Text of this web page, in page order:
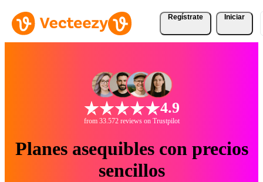
Regístrate Iniciar
4.9
from 33.572 reviews on Trustpilot
Planes asequibles con precios
sencillos